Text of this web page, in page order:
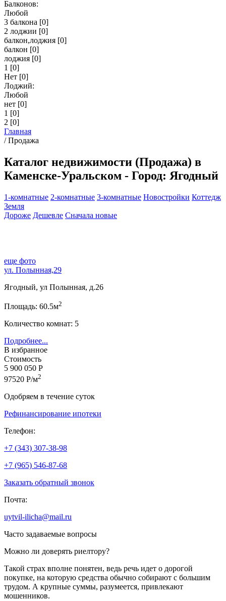
Балконов:
Любой
3 балкона [0]
2 лоджии [0]
балкон,лоджия [0]
балкон [0]
лоджия [0]
1 [0]
Нет [0]
Лоджий:
Любой
нет [0]
1 [0]
2 [0]
Главная
/Продажа
Каталог недвижимости (Продажа) в
Каменске-Уральском - Город: Ягодный
1-комнатные 2-комнатные 3-комнатные Новостройки Коттедж
Земля
Дороже Дешевле Сначала новые
еще фото
ул. Полынная,29
Ягодный, ул Полынная, д.26
Площадь: 60.5м2
Количество комнат: 5
Подробнее...
В избранное
Стоимость
5 900 050 Р
97520 Р/м2
Одобряем в течение суток
Рефинансирование ипотеки
Телефон:
+7 (343) 307-38-98
+7 (965) 546-87-68
Заказать обратный звонок
Почта:
uytvil-ilicha@mail.ru
Часто задаваемые вопросы
Можно ли доверять риелтору?
Такой страх вполне понятен, ведь речь идет о дорогой
покупке, на которую средства обычно собирают с большим
трудом. А крупные суммы, разумеется, привлекают
мошенников.